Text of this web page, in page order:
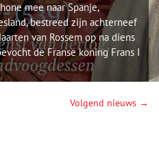
mee naar Spanje,
bestreed zijn achterneef
van Rossem op na diens
de Franse koning Frans I
Volgend nieuws →